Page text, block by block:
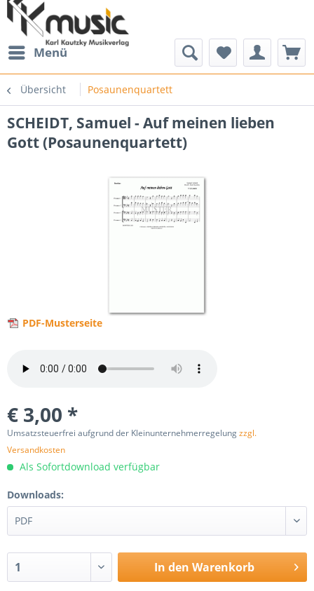
Menü
Übersicht Posaunenquartett
SCHEIDT, Samuel - Auf meinen lieben
Gott (Posaunenquartett)
PDF-Musterseite
€ 3,00 *
Umsatzsteuerfrei aufgrund der Kleinunternehmerregelungzzgl.
Versandkosten
Als Sofortdownload verfügbar
Downloads:
In den Warenkorb